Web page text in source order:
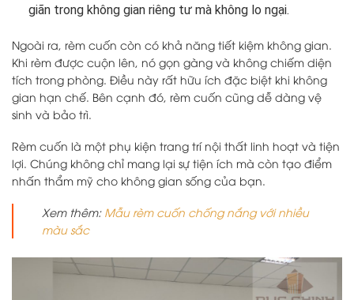
giãn trong không gian riêng tư mà không lo ngại.
Ngoài ra, rèm cuốn còn có khả năng tiết kiệm không gian.
Khi rèm được cuộn lên, nó gọn gàng và không chiếm diện
tích trong phòng. Điều này rất hữu ích đặc biệt khi không
gian hạn chế. Bên cạnh đó, rèm cuốn cũng dễ dàng vệ
sinh và bảo trì.
Rèm cuốn là một phụ kiện trang trí nội thất linh hoạt và tiện
lợi. Chúng không chỉ mang lại sự tiện ích mà còn tạo điểm
nhấn thẩm mỹ cho không gian sống của bạn.
Xem thêm: Mẫu rèm cuốn chống nắng với nhiều
màu sắc